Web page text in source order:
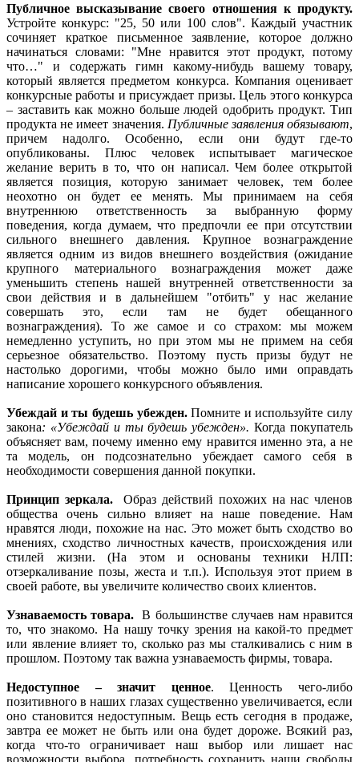
Публичное высказывание своего отношения к продукту.
Устройте конкурс: "25, 50 или 100 слов". Каждый участник
сочиняет краткое письменное заявление, которое должно
начинаться словами: "Мне нравится этот продукт, потому
что…" и содержать гимн какому-нибудь вашему товару,
который является предметом конкурса. Компания оценивает
конкурсные работы и присуждает призы. Цель этого конкурса
– заставить как можно больше людей одобрить продукт. Тип
продукта не имеет значения. Публичные заявления обязывают,
причем надолго. Особенно, если они будут где-то
опубликованы. Плюс человек испытывает магическое
желание верить в то, что он написал. Чем более открытой
является позиция, которую занимает человек, тем более
неохотно он будет ее менять. Мы принимаем на себя
внутреннюю ответственность за выбранную форму
поведения, когда думаем, что предпочли ее при отсутствии
сильного внешнего давления. Крупное вознаграждение
является одним из видов внешнего воздействия (ожидание
крупного материального вознаграждения может даже
уменьшить степень нашей внутренней ответственности за
свои действия и в дальнейшем "отбить" у нас желание
совершать это, если там не будет обещанного
вознаграждения). То же самое и со страхом: мы можем
немедленно уступить, но при этом мы не примем на себя
серьезное обязательство. Поэтому пусть призы будут не
настолько дорогими, чтобы можно было ими оправдать
написание хорошего конкурсного объявления.
Убеждай и ты будешь убежден.Помните и используйте силу
закона: «Убеждай и ты будешь убежден». Когда покупатель
объясняет вам, почему именно ему нравится именно эта, а не
та модель, он подсознательно убеждает самого себя в
необходимости совершения данной покупки.
Принцип зеркала.Образ действий похожих на нас членов
общества очень сильно влияет на наше поведение. Нам
нравятся люди, похожие на нас. Это может быть сходство во
мнениях, сходство личностных качеств, происхождения или
стилей жизни. (На этом и основаны техники НЛП:
отзеркаливание позы, жеста и т.п.). Используя этот прием в
своей работе, вы увеличите количество своих клиентов.
Узнаваемость товара. В большинстве случаев нам нравится
то, что знакомо. На нашу точку зрения на какой-то предмет
или явление влияет то, сколько раз мы сталкивались с ним в
прошлом. Поэтому так важна узнаваемость фирмы, товара.
Недоступное – значит ценное. Ценность чего-либо
позитивного в наших глазах существенно увеличивается, если
оно становится недоступным. Вещь есть сегодня в продаже,
завтра ее может не быть или она будет дороже. Всякий раз,
когда что-то ограничивает наш выбор или лишает нас
возможности выбора, потребность сохранить наши свободы